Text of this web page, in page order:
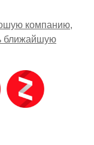
компанию
ближайшую